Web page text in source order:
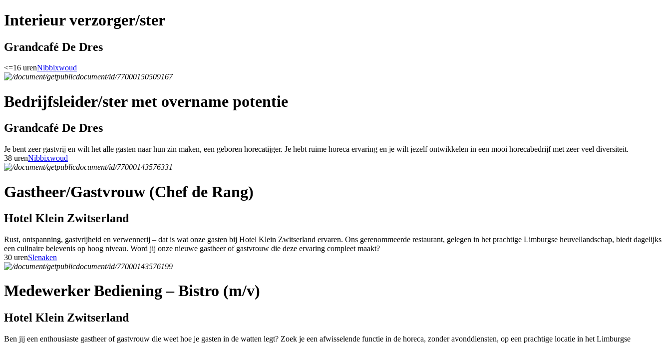
Interieur verzorger/ster
Grandcafé De Dres
<=16 urenNibbixwoud
Bedrijfsleider/ster met overname potentie
Grandcafé De Dres
Je bent zeer gastvrij en wilt het alle gasten naar hun zin maken, een geboren horecatijger. Je hebt ruime horeca ervaring en je wilt jezelf ontwikkelen in een mooi horecabedrijf met zeer veel diversiteit.
38 urenNibbixwoud
Gastheer/Gastvrouw (Chef de Rang)
Hotel Klein Zwitserland
Rust, ontspanning, gastvrijheid en verwennerij – dat is wat onze gasten bij Hotel Klein Zwitserland ervaren. Ons gerenommeerde restaurant, gelegen in het prachtige Limburgse heuvellandschap, biedt dagelijks
een culinaire belevenis op hoog niveau. Word jij onze nieuwe gastheer of gastvrouw die deze ervaring compleet maakt?
30 urenSlenaken
Medewerker Bediening – Bistro (m/v)
Hotel Klein Zwitserland
Ben jij een enthousiaste gastheer of gastvrouw die weet hoe je gasten in de watten legt? Zoek je een afwisselende functie in de horeca, zonder avonddiensten, op een prachtige locatie in het Limburgse